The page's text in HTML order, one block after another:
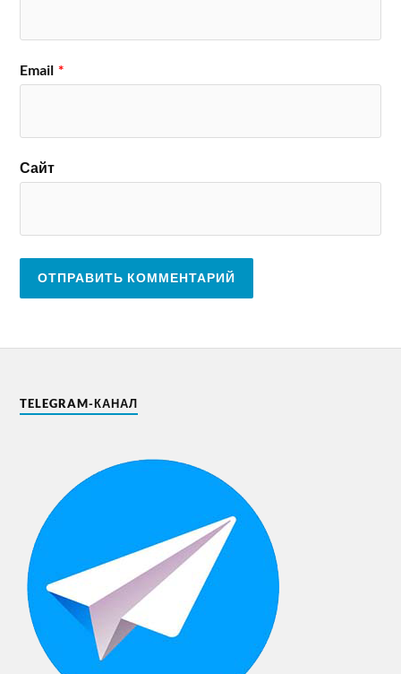
Email *
Сайт
TELEGRAM-КАНАЛ